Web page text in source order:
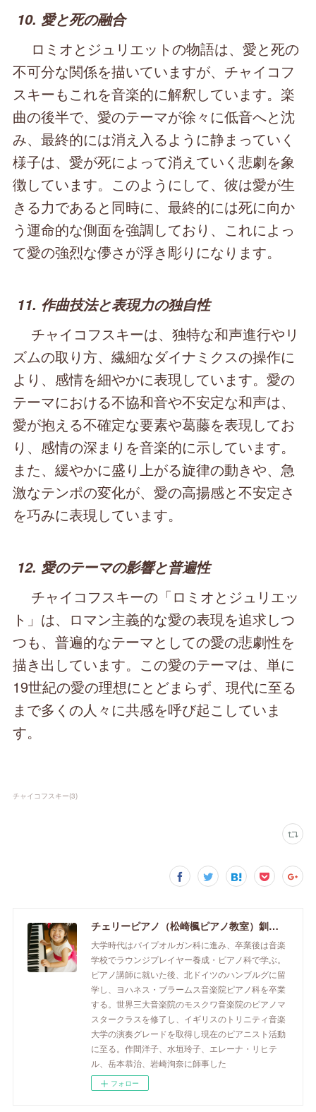
10. 愛と死の融合
ロミオとジュリエットの物語は、愛と死の
不可分な関係を描いていますが、チャイコフ
スキーもこれを音楽的に解釈しています。楽
曲の後半で、愛のテーマが徐々に低音へと沈
み、最終的には消え入るように静まっていく
様子は、愛が死によって消えていく悲劇を象
徴しています。このようにして、彼は愛が生
きる力であると同時に、最終的には死に向か
う運命的な側面を強調しており、これによっ
て愛の強烈な儚さが浮き彫りになります。
11. 作曲技法と表現力の独自性
チャイコフスキーは、独特な和声進行やリ
ズムの取り方、繊細なダイナミクスの操作に
より、感情を細やかに表現しています。愛の
テーマにおける不協和音や不安定な和声は、
愛が抱える不確定な要素や葛藤を表現してお
り、感情の深まりを音楽的に示しています。
また、緩やかに盛り上がる旋律の動きや、急
激なテンポの変化が、愛の高揚感と不安定さ
を巧みに表現しています。
12. 愛のテーマの影響と普遍性
チャイコフスキーの「ロミオとジュリエッ
ト」は、ロマン主義的な愛の表現を追求しつ
つも、普遍的なテーマとしての愛の悲劇性を
描き出しています。この愛のテーマは、単に
19世紀の愛の理想にとどまらず、現代に至る
まで多くの人々に共感を呼び起こしていま
す。
チャイコフスキー(3)
チェリーピアノ（松崎楓ピアノ教室）釧路市のピアノ教室
大学時代はパイプオルガン科に進み、卒業後は音楽
学校でラウンジプレイヤー養成・ピアノ科で学ぶ。
ピアノ講師に就いた後、北ドイツのハンブルグに留
学し、ヨハネス・ブラームス音楽院ピアノ科を卒業
する。世界三大音楽院のモスクワ音楽院のピアノマ
スタークラスを修了し、イギリスのトリニティ音楽
大学の演奏グレードを取得し現在のピアニスト活動
に至る。作間洋子、水垣玲子、エレーナ・リヒテ
ル、岳本恭治、岩崎洵奈に師事した
フォロー